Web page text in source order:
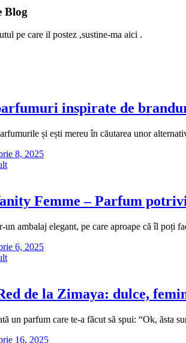
Blog
pe care il postez ,sustine-ma aici .
inspirate de
și ești mereu în căutarea unor
8, 2025
Femme – Parfum
un ambalaj elegant, pe care aproape că îl poți
6, 2025
de la Zimaya: dulce,
un parfum care te-a făcut să spui: “Ok, ăsta
16, 2025